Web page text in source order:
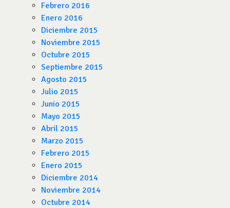
Febrero 2016
Enero 2016
Diciembre 2015
Noviembre 2015
Octubre 2015
Septiembre 2015
Agosto 2015
Julio 2015
Junio 2015
Mayo 2015
Abril 2015
Marzo 2015
Febrero 2015
Enero 2015
Diciembre 2014
Noviembre 2014
Octubre 2014